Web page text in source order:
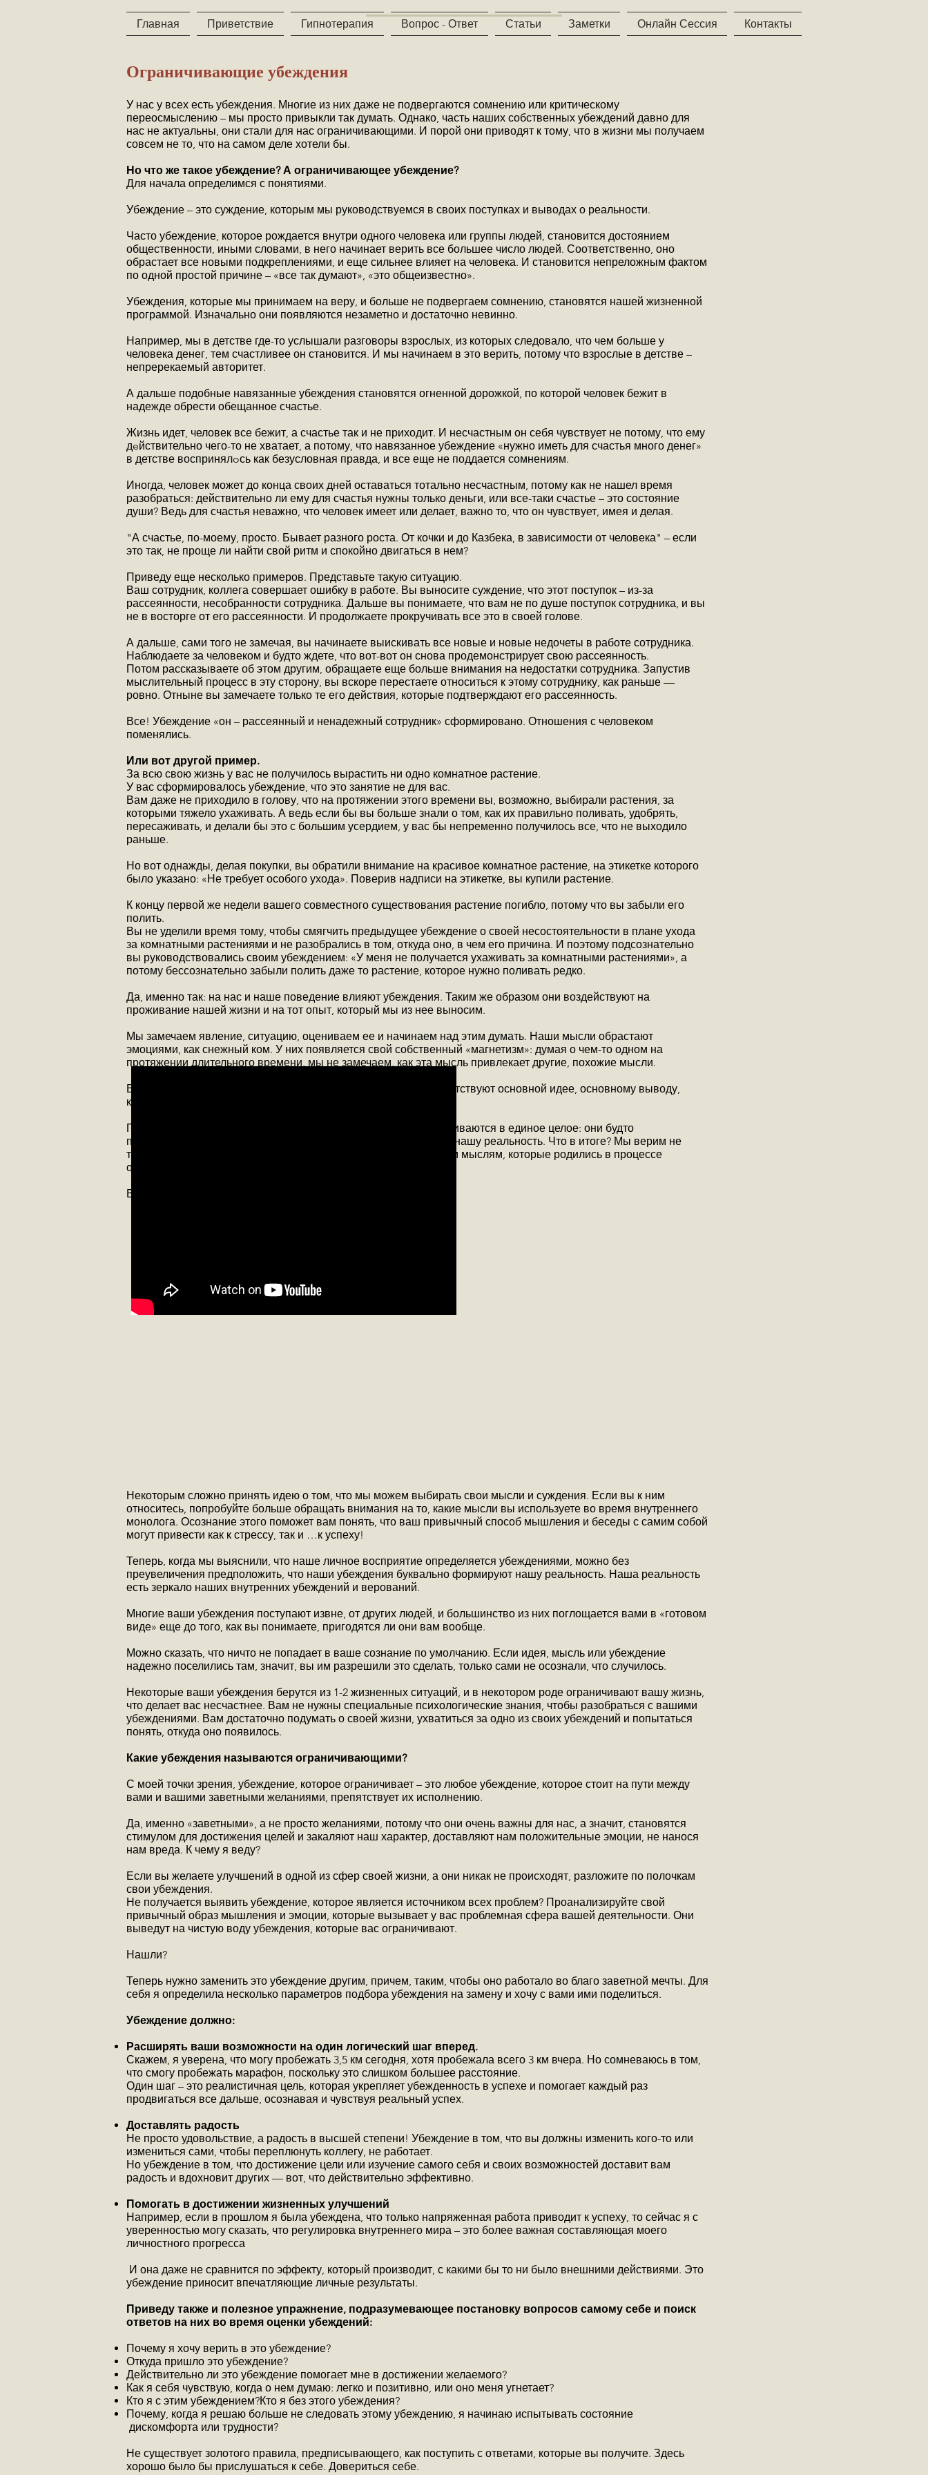
Главная Приветствие Гипнотерапия Вопрос - Ответ Статьи Заметки Онлайн Сессия Контакты
Ограничивающие убеждения
У нас у всех есть убеждения. Многие из них даже не подвергаются сомнению или критическому
переосмыслению – мы просто привыкли так думать. Однако, часть наших собственных убеждений давно для
нас не актуальны, они стали для нас ограничивающими. И порой они приводят к тому, что в жизни мы получаем
совсем не то, что на самом деле хотели бы.
Но что же такое убеждение? А ограничивающее убеждение?
Для начала определимся с понятиями.
Убеждение – это суждение, которым мы руководствуемся в своих поступках и выводах о реальности.
Часто убеждение, которое рождается внутри одного человека или группы людей, становится достоянием
общественности, иными словами, в него начинает верить все большее число людей. Соответственно, оно
обрастает все новыми подкреплениями, и еще сильнее влияет на человека. И становится непреложным фактом
по одной простой причине – «все так думают», «это общеизвестно».
Убеждения, которые мы принимаем на веру, и больше не подвергаем сомнению, становятся нашей жизненной
программой. Изначально они появляются незаметно и достаточно невинно.
Например, мы в детстве где-то услышали разговоры взрослых, из которых следовало, что чем больше у
человека денег, тем счастливее он становится. И мы начинаем в это верить, потому что взрослые в детстве –
непререкаемый авторитет.
А дальше подобные навязанные убеждения становятся огненной дорожкой, по которой человек бежит в
надежде обрести обещанное счастье.
Жизнь идет, человек все бежит, а счастье так и не приходит. И несчастным он себя чувствует не потому, что ему
дeйствительно чего-то не хватает, а потому, что навязанное убеждение «нужно иметь для счастья много денег»
в детстве воспринялoсь как безусловная правда, и все еще не поддается сомнениям.
Иногда, человек может до конца своих дней оставаться тотально несчастным, потому как не нашел время
разобраться: действительно ли ему для счастья нужны только деньги, или все-таки счастье – это состояние
души? Ведь для счастья неважно, что человек имеет или делает, важно то, что он чувствует, имея и делая.
"А счастье, по-моему, просто. Бывает разного роста. От кочки и до Казбека, в зависимости от человека" – если
это так, не проще ли найти свой ритм и спокойно двигаться в нем?
Приведу еще несколько примеров. Представьте такую ситуацию.
Ваш сотрудник, коллега совершает ошибку в работе. Вы выносите суждение, что этот поступок – из-за
рассеянности, несобранности сотрудника. Дальше вы понимаете, что вам не по душе поступок сотрудника, и вы
не в восторге от его рассеянности. И продолжаете прокручивать все это в своей голове.
А дальше, сами того не замечая, вы начинаете выискивать все новые и новые недочеты в работе сотрудника.
Наблюдаете за человеком и будто ждете, что вот-вот он снова продемонстрирует свою рассеянность.
Потом рассказываете об этом другим, обращаете еще больше внимания на недостатки сотрудника. Запустив
мыслительный процесс в эту сторону, вы вскоре перестаете относиться к этому сотруднику, как раньше —
ровно. Отныне вы замечаете только те его действия, которые подтверждают его рассеянность.
Все! Убеждение «он – рассеянный и ненадежный сотрудник» сформировано. Отношения с человеком
поменялись.
Или вот другой пример.
За всю свою жизнь у вас не получилось вырастить ни одно комнатное растение.
У вас сформировалось убеждение, что это занятие не для вас.
Вам даже не приходило в голову, что на протяжении этого времени вы, возможно, выбирали растения, за
которыми тяжело ухаживать. А ведь если бы вы больше знали о том, как их правильно поливать, удобрять,
пересаживать, и делали бы это с большим усердием, у вас бы непременно получилось все, что не выходило
раньше.
Но вот однажды, делая покупки, вы обратили внимание на красивое комнатное растение, на этикетке которого
было указано: «Не требует особого ухода». Поверив надписи на этикетке, вы купили растение.
К концу первой же недели вашего совместного существования растение погибло, потому что вы забыли его
полить.
Вы не уделили время тому, чтобы смягчить предыдущее убеждение о своей несостоятельности в плане ухода
за комнатными растениями и не разобрались в том, откуда оно, в чем его причина. И поэтому подсознательно
вы руководствовались своим убеждением: «У меня не получается ухаживать за комнатными растениями», а
потому бессознательно забыли полить даже то растение, которое нужно поливать редко.
Да, именно так: на нас и наше поведение влияют убеждения. Таким же образом они воздействуют на
проживание нашей жизни и на тот опыт, который мы из нее выносим.
Мы замечаем явление, ситуацию, оцениваем ее и начинаем над этим думать. Наши мысли обрастают
эмоциями, как снежный ком. У них появляется свой собственный «магнетизм»: думая о чем-то одном на
протяжении длительного времени, мы не замечаем, как эта мысль привлекает другие, похожие мысли.
Вскоре мы начинаем отбрасывать те мысли, которые не соответствуют основной идее, основному выводу,
который мы пытаемся сделать.
Первоначальная мысль и все последующие («надуманные») сливаются в единое целое: они будто
приклеиваются, взаимно усиливая друг друга, и видоизменяют нашу реальность. Что в итоге? Мы верим не
только выводам, которые получились на первых порах, но и тем мыслям, которые родились в процессе
обдумывания.
Видео-пример формирования ограничивающих убеждений:
Некоторым сложно принять идею о том, что мы можем выбирать свои мысли и суждения. Если вы к ним
относитесь, попробуйте больше обращать внимания на то, какие мысли вы используете во время внутреннего
монолога. Осознание этого поможет вам понять, что ваш привычный способ мышления и беседы с самим собой
могут привести как к стрессу, так и …к успеху!
Теперь, когда мы выяснили, что наше личное восприятие определяется убеждениями, можно без
преувеличения предположить, что наши убеждения буквально формируют нашу реальность. Наша реальность
есть зеркало наших внутренних убеждений и верований.
Многие ваши убеждения поступают извне, от других людей, и большинство из них поглощается вами в «готовом
виде» еще до того, как вы понимаете, пригодятся ли они вам вообще.
Можно сказать, что ничто не попадает в ваше сознание по умолчанию. Если идея, мысль или убеждение
надежно поселились там, значит, вы им разрешили это сделать, только сами не осознали, что случилось.
Некоторые ваши убеждения берутся из 1-2 жизненных ситуаций, и в некотором роде ограничивают вашу жизнь,
что делает вас несчастнее. Вам не нужны специальные психологические знания, чтобы разобраться с вашими
убеждениями. Вам достаточно подумать о своей жизни, ухватиться за одно из своих убеждений и попытаться
понять, откуда оно появилось.
Какие убеждения называются ограничивающими?
С моей точки зрения, убеждение, которое ограничивает – это любое убеждение, которое стоит на пути между
вами и вашими заветными желаниями, препятствует их исполнению.
Да, именно «заветными», а не просто желаниями, потому что они очень важны для нас, а значит, становятся
стимулом для достижения целей и закаляют наш характер, доставляют нам положительные эмоции, не нанося
нам вреда. К чему я веду?
Если вы желаете улучшений в одной из сфер своей жизни, а они никак не происходят, разложите по полочкам
свои убеждения.
Не получается выявить убеждение, которое является источником всех проблем? Проанализируйте свой
привычный образ мышления и эмоции, которые вызывает у вас проблемная сфера вашей деятельности. Они
выведут на чистую воду убеждения, которые вас ограничивают.
Нашли?
Теперь нужно заменить это убеждение другим, причем, таким, чтобы оно работало во благо заветной мечты. Для
себя я определила несколько параметров подбора убеждения на замену и хочу с вами ими поделиться.
Убеждение должно:
Расширять ваши возможности на один логический шаг вперед.
Скажем, я уверена, что могу пробежать 3,5 км сегодня, хотя пробежала всего 3 км вчера. Но сомневаюсь в том,
что смогу пробежать марафон, поскольку это слишком большее расстояние.
Один шаг – это реалистичная цель, которая укрепляет убежденность в успехе и помогает каждый раз
продвигаться все дальше, осознавая и чувствуя реальный успех.
Доставлять радость
Не просто удовольствие, а радость в высшей степени! Убеждение в том, что вы должны изменить кого-то или
измениться сами, чтобы переплюнуть коллегу, не работает.
Но убеждение в том, что достижение цели или изучение самого себя и своих возможностей доставит вам
радость и вдохновит других — вот, что действительно эффективно.
Помогать в достижении жизненных улучшений
Например, если в прошлом я была убеждена, что только напряженная работа приводит к успеху, то сейчас я с
уверенностью могу сказать, что регулировка внутреннего мира – это более важная составляющая моего
личностного прогресса
И она даже не сравнится по эффекту, который производит, с какими бы то ни было внешними действиями. Это
убеждение приносит впечатляющие личные результаты.
Приведу также и полезное упражнение, подразумевающее постановку вопросов самому себе и поиск
ответов на них во время оценки убеждений:
Почему я хочу верить в это убеждение?
Откуда пришло это убеждение?
Действительно ли это убеждение помогает мне в достижении желаемого?
Как я себя чувствую, когда о нем думаю: легко и позитивно, или оно меня угнетает?
Кто я с этим убеждением?Кто я без этого убеждения?
Почему, когда я решаю больше не следовать этому убеждению, я начинаю испытывать состояние
дискомфорта или трудности?
Не существует золотого правила, предписывающего, как поступить с ответами, которые вы получите. Здесь
хорошо было бы прислушаться к себе. Довериться себе.